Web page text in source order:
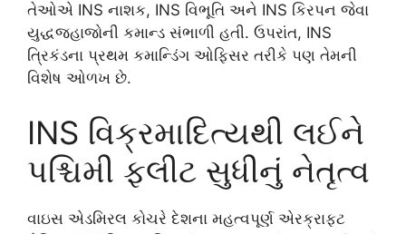
તેઓએ INS નાશક, INS વિભૂતિ અને INS કિરપન જેવા
યુદ્ધજહાજોની કમાન્ડ સંભાળી હતી. ઉપરાંત, INS
ત્રિકંડના પ્રથમ કમાન્ડિંગ ઓફિસર તરીકે પણ તેમની
વિશેષ ઓળખ છે.
INS વિક્રમાદિત્યથી લઈને
પશ્ચિમી ફ્લીટ સુધીનું નેતૃત્વ
વાઇસ એડમિરલ કોચરે દેશના મહત્વપૂર્ણ એરક્રાફ્ટ